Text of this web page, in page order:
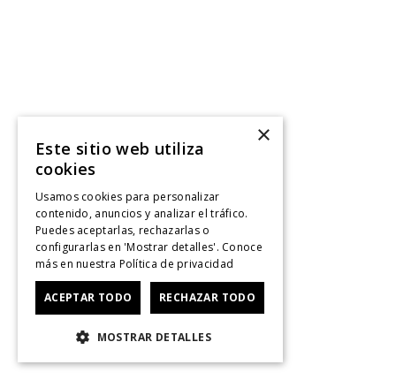
×
Este sitio web utiliza
cookies
Usamos cookies para personalizar
contenido, anuncios y analizar el tráfico.
Puedes aceptarlas, rechazarlas o
configurarlas en 'Mostrar detalles'. Conoce
más en nuestra Política de privacidad
ACEPTAR TODO RECHAZAR TODO
MOSTRAR DETALLES